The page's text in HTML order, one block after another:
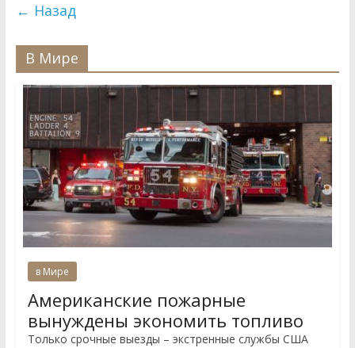
← Назад
В Мире
в Мире
Американские пожарные
вынуждены экономить топливо
Только срочные выезды – экстренные службы США